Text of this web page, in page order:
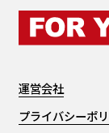
運営会社
プライバシーポ